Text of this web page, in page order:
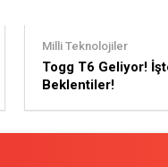
Milli Teknolojiler
Togg T6 Geliyor!
Beklentiler!